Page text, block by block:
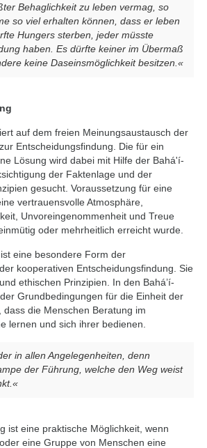
Behaglichkeit zu leben vermag, so
so viel erhalten können, dass er leben
Hungers sterben, jeder müsste
haben. Es dürfte keiner im Übermaß
keine Daseinsmöglichkeit besitzen.«
auf dem freien Meinungsaustausch der
Entscheidungsfindung. Die für ein
Lösung wird dabei mit Hilfe der Bahá'í-
der Faktenlage und der
gesucht. Voraussetzung für eine
vertrauensvolle Atmosphäre,
Unvoreingenommenheit und Treue
oder mehrheitlich erreicht wurde.
eine besondere Form der
kooperativen Entscheidungsfindung. Sie
ethischen Prinzipien. In den Bahá’í-
Grundbedingungen für die Einheit der
dass die Menschen Beratung im
lernen und sich ihrer bedienen.
in allen Angelegenheiten, denn
der Führung, welche den Weg weist
ist eine praktische Möglichkeit, wenn
eine Gruppe von Menschen eine